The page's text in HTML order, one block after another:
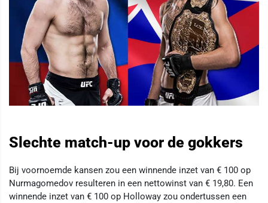
Slechte match-up voor de gokkers
Bij voornoemde kansen zou een winnende inzet van € 100 op
Nurmagomedov resulteren in een nettowinst van € 19,80. Een
winnende inzet van € 100 op Holloway zou ondertussen een